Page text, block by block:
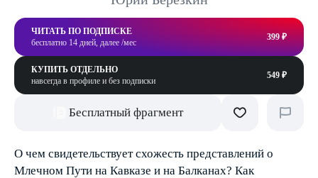
ЧИТАТЬ ПО ПОДПИСКЕ
бесплатно 14 дней, далее /мес
399 ₽
КУПИТЬ ОТДЕЛЬНО
навсегда в профиле и без подписки
549 ₽
Бесплатный фрагмент
О чем свидетельствует схожесть представлений о
Млечном Пути на Кавказе и на Балканах? Как